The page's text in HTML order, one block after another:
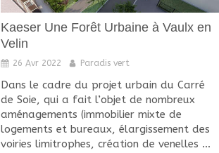
Kaeser Une Forêt Urbaine à Vaulx en
Velin
26 Avr 2022 Paradis vert
Dans le cadre du projet urbain du Carré
de Soie, qui a fait l’objet de nombreux
aménagements (immobilier mixte de
logements et bureaux, élargissement des
voiries limitrophes, création de venelles ...